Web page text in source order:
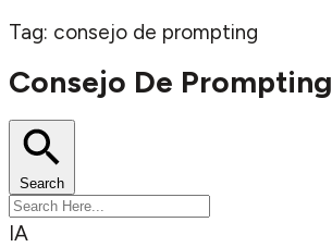
Tag: consejo de prompting
Consejo De Prompting
Search
IA